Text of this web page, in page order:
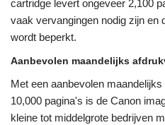
cartridge levert ongeveer 2,100
vaak vervangingen nodig zijn en
wordt beperkt.
Aanbevolen maandelijks
Met een aanbevolen
10,000 pagina's is de Canon
kleine tot middelgrote bedrijven